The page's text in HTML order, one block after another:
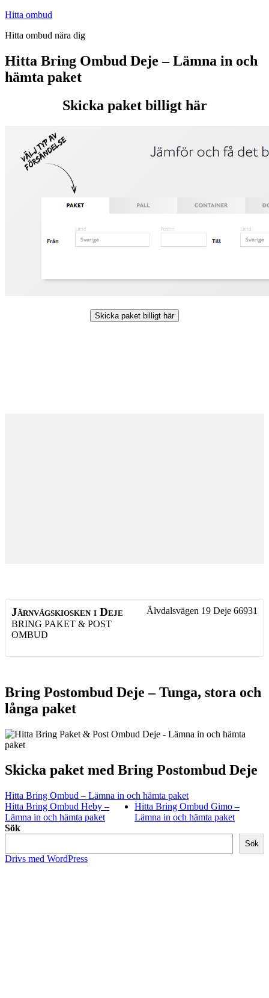
Hoppa
innehåll
Hitta ombud
Hitta ombud nära dig
Hitta Bring Ombud Deje – Lämna in och
hämta paket
Skicka paket billigt här
Skicka paket billigt här
Järnvägskiosken i Deje
BRING PAKET & POST
OMBUD
Älvdalsvägen 19 Deje 66931
Bring Postombud Deje – Tunga, stora och
långa paket
Skicka paket med Bring Postombud Deje
Hitta Bring Ombud – Lämna in och hämta paket
Hitta Bring Ombud Heby –
Lämna in och hämta paket
Hitta Bring Ombud Gimo –
Lämna in och hämta paket
Sök
Sök
Drivs med WordPress